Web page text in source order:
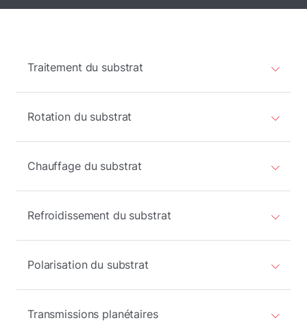
Traitement du substrat
Rotation du substrat
Chauffage du substrat
Refroidissement du substrat
Polarisation du substrat
Transmissions planétaires